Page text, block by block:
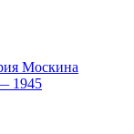
Москина
1945